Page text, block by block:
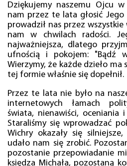
Dziękujemy naszemu Ojcu
nam przez te lata głosić Jego
prowadził nas przez wszystkie
nam w chwilach radości.
najważniejsza, dlatego
ufnością i pokojem: "Bądź
Wierzymy, że każde dzieło ma
tej formie właśnie się dopełnił.
Przez te lata nie było na
internetowych łamach
świata, nienawiści, oceniania
Staraliśmy się wprowadzać
Wichry okazały się
udało nam się zrobić.
pozostanie przepowiadanie
księdza Michała, pozostaną